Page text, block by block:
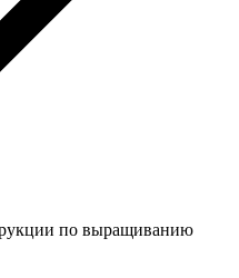
по выращиванию